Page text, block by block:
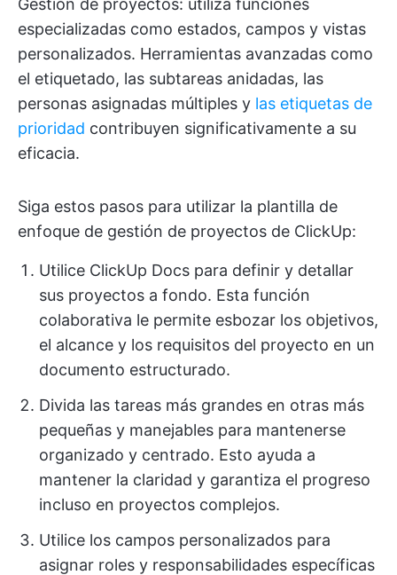
Gestión de proyectos: utiliza funciones
especializadas como estados, campos y vistas
personalizados. Herramientas avanzadas como
el etiquetado, las subtareas anidadas, las
personas asignadas múltiples y las etiquetas de
prioridad contribuyen significativamente a su
eficacia.
Siga estos pasos para utilizar la plantilla de
enfoque de gestión de proyectos de ClickUp:
Utilice ClickUp Docs para definir y detallar
sus proyectos a fondo. Esta función
colaborativa le permite esbozar los objetivos,
el alcance y los requisitos del proyecto en un
documento estructurado.
Divida las tareas más grandes en otras más
pequeñas y manejables para mantenerse
organizado y centrado. Esto ayuda a
mantener la claridad y garantiza el progreso
incluso en proyectos complejos.
Utilice los campos personalizados para
asignar roles y responsabilidades específicas